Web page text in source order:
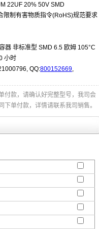
22UF 20% 50V SMD
限制有害物质指令(RoHS)规范要求
器 非标准型 SMD 6.5 欧姆 105°C
小时
QQ:800152669,
付款，请确认好完整型号，我司会
单付款，详情请联系我司销售。